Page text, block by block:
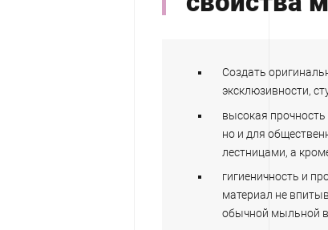
Создать
эксклюзивности,
высокая
но и для
лестницами, а
гигиеничность и
материал не
обычной мыльной